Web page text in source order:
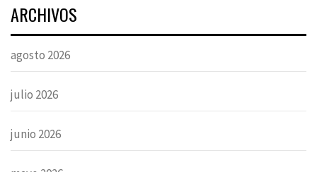
ARCHIVOS
agosto 2026
julio 2026
junio 2026